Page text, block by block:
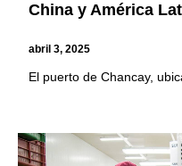
China y América
abril 3, 2025
El puerto de Chancay,